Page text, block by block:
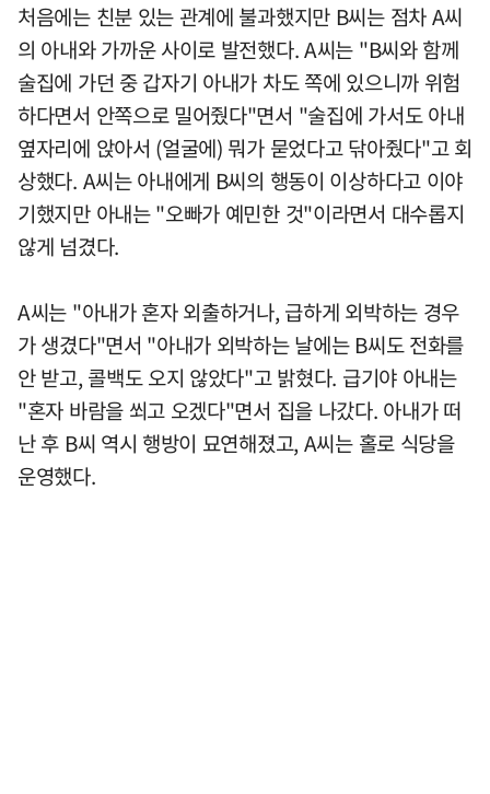
처음에는 친분 있는 관계에 불과했지만 B씨는 점차 A씨
의 아내와 가까운 사이로 발전했다. A씨는 "B씨와 함께
술집에 가던 중 갑자기 아내가 차도 쪽에 있으니까 위험
하다면서 안쪽으로 밀어줬다"면서 "술집에 가서도 아내
옆자리에 앉아서 (얼굴에) 뭐가 묻었다고 닦아줬다"고 회
상했다. A씨는 아내에게 B씨의 행동이 이상하다고 이야
기했지만 아내는 "오빠가 예민한 것"이라면서 대수롭지
않게 넘겼다.
A씨는 "아내가 혼자 외출하거나, 급하게 외박하는 경우
가 생겼다"면서 "아내가 외박하는 날에는 B씨도 전화를
안 받고, 콜백도 오지 않았다"고 밝혔다. 급기야 아내는
"혼자 바람을 쐬고 오겠다"면서 집을 나갔다. 아내가 떠
난 후 B씨 역시 행방이 묘연해졌고, A씨는 홀로 식당을
운영했다.